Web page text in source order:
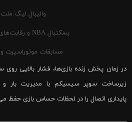
والیبال لیگ
بسکتبال NBA و رقابت‌های بین‌المللی
مسابقات موتوراسپرت و
در زمان پخش زنده بازی‌ها، فشار بالایی
زیرساخت سوپر سیسیکم با مدیریت بار و
پایداری اتصال را در لحظات حساس بازی حفظ